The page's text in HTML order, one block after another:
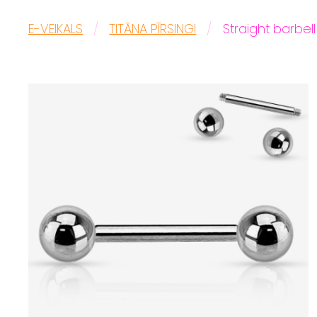
E-VEIKALS TITĀNA PĪRSINGI Straight barbell